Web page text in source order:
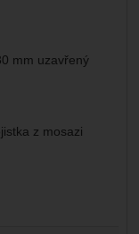
mm uzavřený
z mosazi